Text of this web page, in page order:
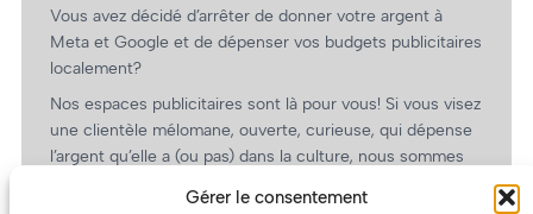
Gérer le consentement
Vous avez décidé d’arrêter de donner votre argent à
Meta et Google et de dépenser vos budgets publicitaires
localement?
Nos espaces publicitaires sont là pour vous! Si vous visez
une clientèle mélomane, ouverte, curieuse, qui dépense
l’argent qu’elle a (ou pas) dans la culture, nous sommes